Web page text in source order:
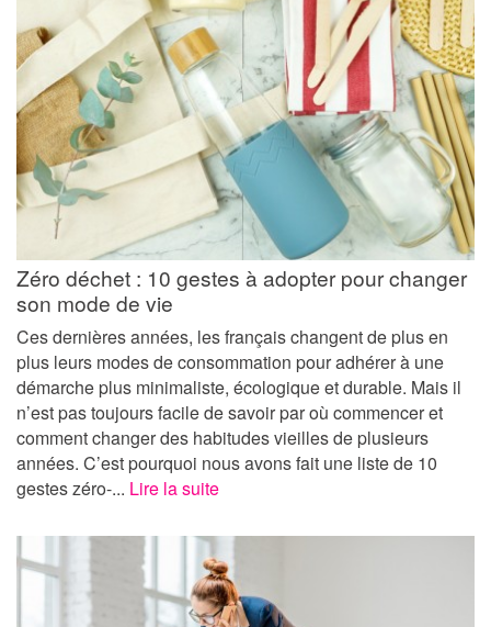
Zéro déchet : 10 gestes à adopter pour changer
son mode de vie
Ces dernières années, les français changent de plus en
plus leurs modes de consommation pour adhérer à une
démarche plus minimaliste, écologique et durable. Mais il
n’est pas toujours facile de savoir par où commencer et
comment changer des habitudes vieilles de plusieurs
années. C’est pourquoi nous avons fait une liste de 10
gestes zéro-... Lire la suite